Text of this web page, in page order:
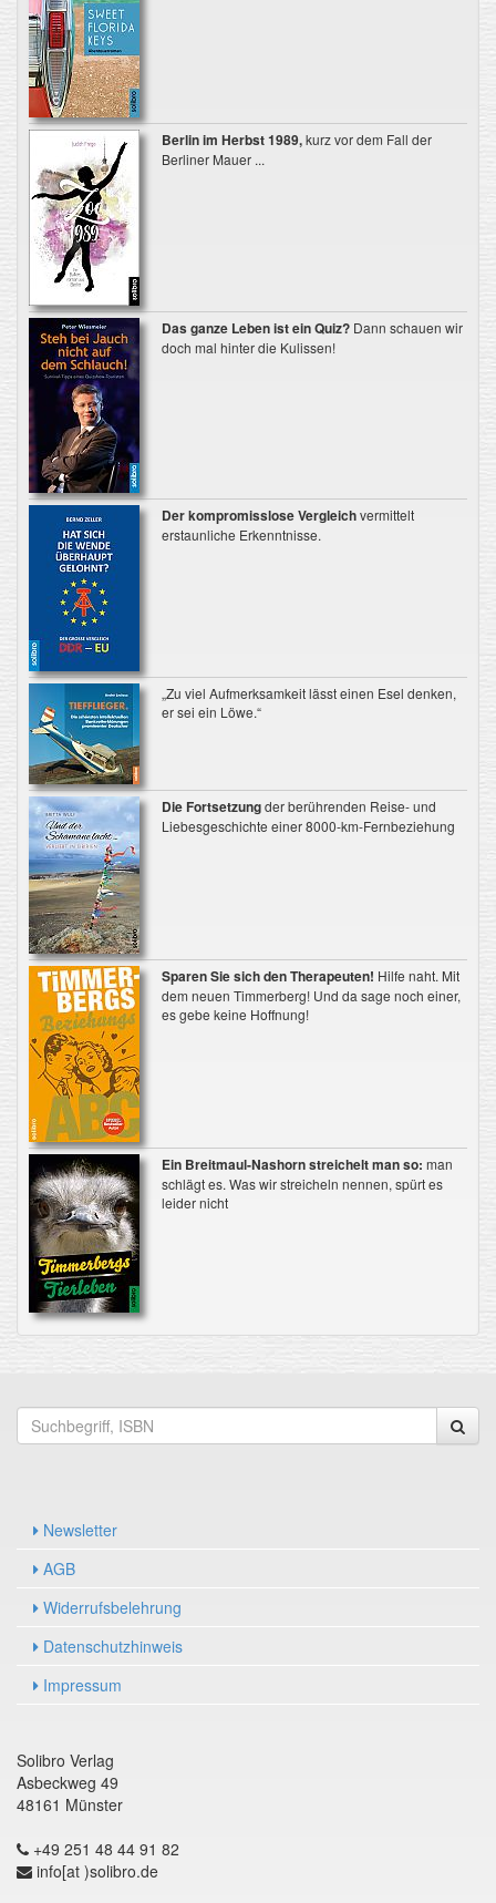
Berlin im Herbst 1989,kurz vor dem Fall der
Berliner Mauer ...
Das ganze Leben ist ein Quiz?Dann schauen wir
doch mal hinter die Kulissen!
Der kompromisslose Vergleichvermittelt
erstaunliche Erkenntnisse.
„Zu viel Aufmerksamkeit lässt einen Esel denken,
er sei ein Löwe.“
Die Fortsetzungder berührenden Reise- und
Liebesgeschichte einer 8000-km-Fernbeziehung
Sparen Sie sich den Therapeuten! Hilfe naht. Mit
dem neuen Timmerberg! Und da sage noch einer,
es gebe keine Hoffnung!
Ein Breitmaul-Nashorn streichelt man so: man
schlägt es. Was wir streicheln nennen, spürt es
leider nicht
Newsletter
AGB
Widerrufsbelehrung
Datenschutzhinweis
Impressum
Solibro Verlag
Asbeckweg 49
48161 Münster
+49 251 48 44 91 82
info[at )solibro.de